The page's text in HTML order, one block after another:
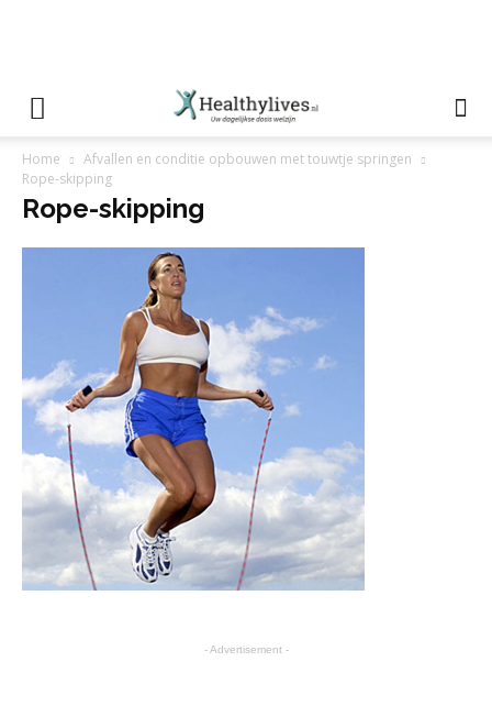
Home
Afvallen en conditie opbouwen met touwtje springen
Rope-skipping
Rope-skipping
- Advertisement -